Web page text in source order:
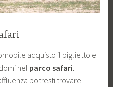
acquisto il biglietto e
nel parco safari
potresti trovare